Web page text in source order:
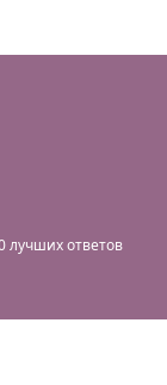
лучших ответов